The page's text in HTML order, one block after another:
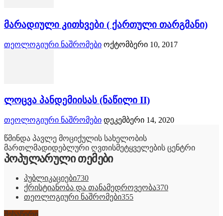
მარადიული კითხვები ( ქართული თარგმანი)
თეოლოგიური ნაშრომები ოქტომბერი 10, 2017
ლოცვა პანდემიისას (ნაწილი II)
თეოლოგიური ნაშრომები დეკემბერი 14, 2020
წმინდა პავლე მოციქულის სახელობის
მართლმადიდებლური ღვთისმეტყველების ცენტრი
პოპულარული თემები
პუბლიკაციები730
ქრისტიანობა და თანამედროვეობა370
თეოლოგიური ნაშრომები355